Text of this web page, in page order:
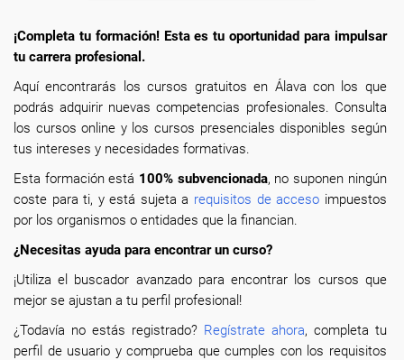
¡Completa tu formación! Esta es tu oportunidad para impulsar
tu carrera profesional.
Aquí encontrarás los cursos gratuitos en Álava con los que
podrás adquirir nuevas competencias profesionales. Consulta
los cursos online y los cursos presenciales disponibles según
tus intereses y necesidades formativas.
Esta formación está 100% subvencionada, no suponen ningún
coste para ti, y está sujeta a requisitos de acceso impuestos
por los organismos o entidades que la financian.
¿Necesitas ayuda para encontrar un curso?
¡Utiliza el buscador avanzado para encontrar los cursos que
mejor se ajustan a tu perfil profesional!
¿Todavía no estás registrado? Regístrate ahora, completa tu
perfil de usuario y comprueba que cumples con los requisitos